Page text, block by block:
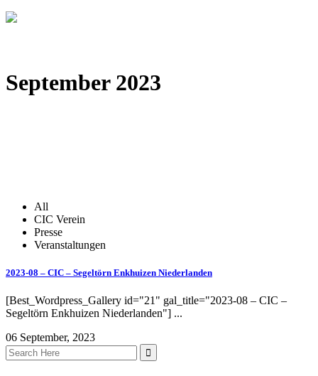
September 2023
All
CIC Verein
Presse
Veranstaltungen
2023-08 – CIC – Segeltörn Enkhuizen Niederlanden
[Best_Wordpress_Gallery id="21" gal_title="2023-08 – CIC –
Segeltörn Enkhuizen Niederlanden"] ...
06 September, 2023
Search
for: